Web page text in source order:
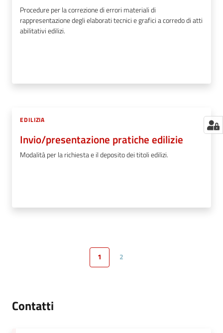
Procedure per la correzione di errori materiali di
rappresentazione degli elaborati tecnici e grafici a corredo di atti
abilitativi edilizi.
EDILIZIA
Invio/presentazione pratiche edilizie
Modalità per la richiesta e il deposito dei titoli edilizi.
Pagina precedente
Pagina
1 Pagina
2
Contatti